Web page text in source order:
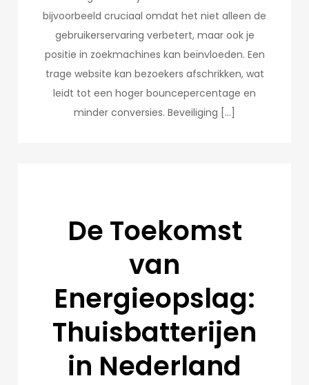
bijvoorbeeld cruciaal omdat het niet alleen de
gebruikerservaring verbetert, maar ook je
positie in zoekmachines kan beïnvloeden. Een
trage website kan bezoekers afschrikken, wat
leidt tot een hoger bouncepercentage en
minder conversies. Beveiliging […]
De Toekomst
van
Energieopslag:
Thuisbatterijen
in Nederland